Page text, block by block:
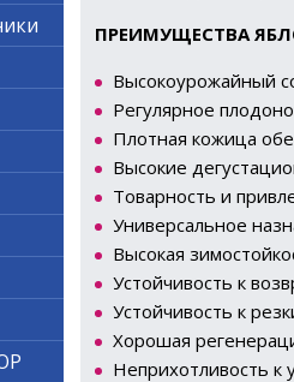
ПРЕИМУЩЕСТВА
Высокоурожайный
Регулярное
Плотная кожица
Высокие
Товарность и
Универсальное
Высокая
Устойчивость к
Устойчивость к
Хорошая
Неприхотливость к